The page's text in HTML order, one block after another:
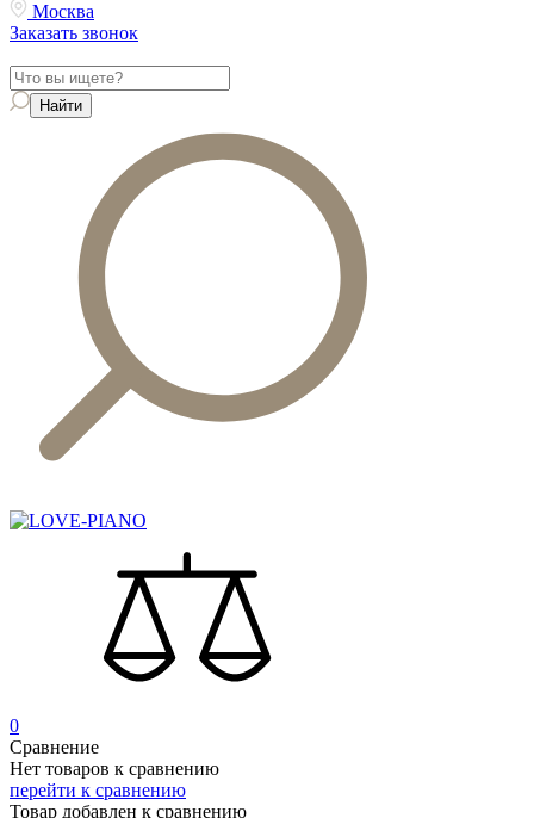
Москва
Заказать звонок
0
Сравнение
Нет товаров к сравнению
перейти к сравнению
Товар добавлен к сравнению